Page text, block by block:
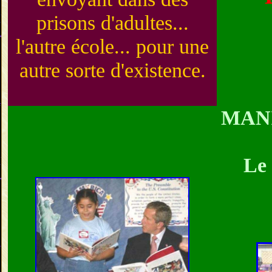
prisons d'adultes...
l'autre école... pour une
autre sorte d'existence.
MA
Le